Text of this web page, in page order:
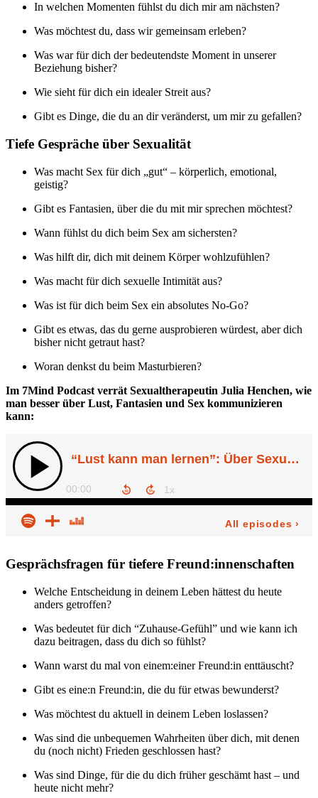
In welchen Momenten fühlst du dich mir am nächsten?
Was möchtest du, dass wir gemeinsam erleben?
Was war für dich der bedeutendste Moment in unserer
Beziehung bisher?
Wie sieht für dich ein idealer Streit aus?
Gibt es Dinge, die du an dir veränderst, um mir zu gefallen?
Tiefe Gespräche über Sexualität
Was macht Sex für dich „gut“ – körperlich, emotional,
geistig?
Gibt es Fantasien, über die du mit mir sprechen möchtest?
Wann fühlst du dich beim Sex am sichersten?
Was hilft dir, dich mit deinem Körper wohlzufühlen?
Was macht für dich sexuelle Intimität aus?
Was ist für dich beim Sex ein absolutes No-Go?
Gibt es etwas, das du gerne ausprobieren würdest, aber dich
bisher nicht getraut hast?
Woran denkst du beim Masturbieren?
Im 7Mind Podcast verrät Sexualtherapeutin Julia Henchen, wie
man besser über Lust, Fantasien und Sex kommunizieren
kann:
Gesprächsfragen für tiefere Freund:innenschaften
Welche Entscheidung in deinem Leben hättest du heute
anders getroffen?
Was bedeutet für dich “Zuhause-Gefühl” und wie kann ich
dazu beitragen, dass du dich so fühlst?
Wann warst du mal von einem:einer Freund:in enttäuscht?
Gibt es eine:n Freund:in, die du für etwas bewunderst?
Was möchtest du aktuell in deinem Leben loslassen?
Was sind die unbequemen Wahrheiten über dich, mit denen
du (noch nicht) Frieden geschlossen hast?
Was sind Dinge, für die du dich früher geschämt hast – und
heute nicht mehr?